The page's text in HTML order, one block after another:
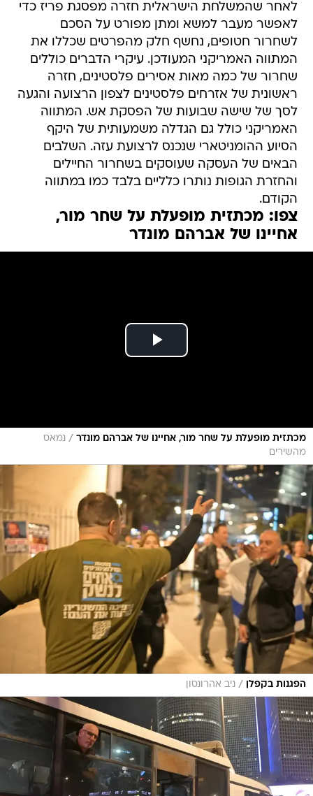
לאחר שהמשלחת הישראלית חזרה מפסגת פריז כדי
לאפשר מעבר למשא ומתן מפורט על הסכם
לשחרור חטופים, נחשף חלק מהפרטים שכללו את
המתווה האמריקני המעודכן. עיקרי הדברים כוללים
שחרור של כמה מאות אסירים פלסטינים, חזרה
ראשונית של אזרחים פלסטינים לצפון הרצועה והגעה
לסך של שישה שבועות של הפסקת אש. המתווה
האמריקני כולל גם הגדלה משמעותית של היקף
הסיוע ההומניטארי שנכנס לרצועת עזה. השלבים
הבאים של העסקה שעוסקים בשחרור החיילים
והחזרת הגופות נותרו כלליים בלבד כמו במתווה
הקודם.
צפו: מכתזית מופעלת על שחר מור,
אחיינו של אברהם מונדר
מכתזית מופעלת על שחר מור, אחיינו של אברהם מונדר / נמאס
מהשירים
הפגנות בקפלן / ניב אהרונסון